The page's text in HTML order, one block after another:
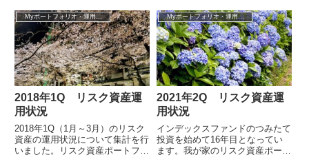
Myポートフォリオ・運用成績
2018年1Q リスク資産運
用状況
2018年1Q（1月～3月）のリスク
資産の運用状況について集計を行
いました。リスク資産ポートフォ
Myポートフォリオ・運用成績
2021年2Q リスク資産運
用状況
インデックスファンドのつみたて
投資を始めて16年目となってい
ます。我が家のリスク資産ポート